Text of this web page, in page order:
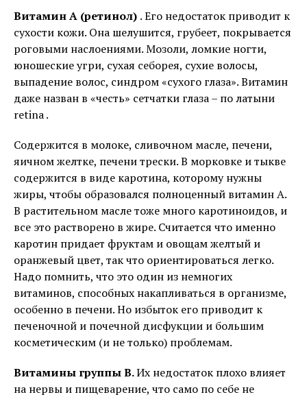
Витамин А (ретинол) . Его недостаток приводит к
сухости кожи. Она шелушится, грубеет, покрывается
роговыми наслоениями. Мозоли, ломкие ногти,
юношеские угри, сухая себорея, сухие волосы,
выпадение волос, синдром «сухого глаза». Витамин
даже назван в «честь» сетчатки глаза – по латыни
retina .
Содержится в молоке, сливочном масле, печени,
яичном желтке, печени трески. В морковке и тыкве
содержится в виде каротина, которому нужны
жиры, чтобы образовался полноценный витамин А.
В растительном масле тоже много каротиноидов, и
все это растворено в жире. Считается что именно
каротин придает фруктам и овощам желтый и
оранжевый цвет, так что ориентироваться легко.
Надо помнить, что это один из немногих
витаминов, способных накапливаться в организме,
особенно в печени. Но избыток его приводит к
печеночной и почечной дисфукции и большим
косметическим (и не только) проблемам.
Витамины группы В.Их недостаток плохо влияет
на нервы и пищеварение, что само по себе не